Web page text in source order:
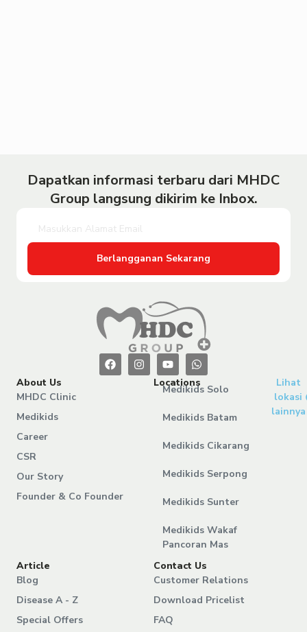
Dapatkan informasi terbaru dari MHDC
Group langsung dikirim ke Inbox.
Berlangganan Sekarang
About Us
MHDC Clinic
Medikids
Career
CSR
Our Story
Founder & Co Founder
Locations
Medikids Solo
Medikids Batam
Medikids Cikarang
Medikids Serpong
Medikids Sunter
Medikids Wakaf
Pancoran Mas
Lihat
lokasi
lainnya
Article
Blog
Disease A - Z
Special Offers
Contact Us
Customer Relations
Download Pricelist
FAQ